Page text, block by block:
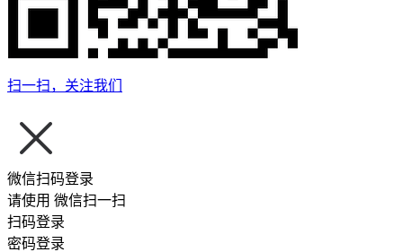
扫一扫，关注我们
微信扫码登录
请使用 微信扫一扫
扫码登录
密码登录